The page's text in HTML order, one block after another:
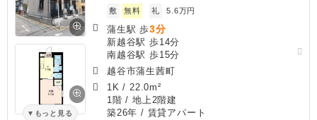
もっと見る
敷
無料 礼 5.6万円
蒲生駅 歩3分
新越谷駅 歩14分
南越谷駅 歩15分
越谷市蒲生茜町
1K / 22.0m²
1階 / 地上2階建
築26年 / 賃貸アパート